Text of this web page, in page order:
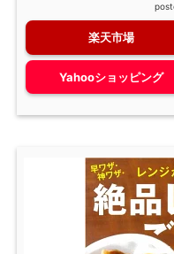
楽天市場
Yahooショッピング